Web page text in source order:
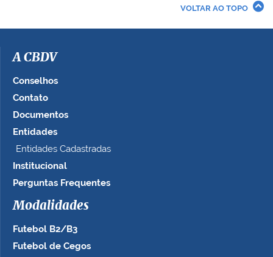
i
a
e
o
t
a
n
o
o
m
VOLTAR AO TOPO
A CBDV
Conselhos
Contato
Documentos
Entidades
Entidades Cadastradas
Institucional
Perguntas Frequentes
Modalidades
Futebol B2/B3
Futebol de Cegos